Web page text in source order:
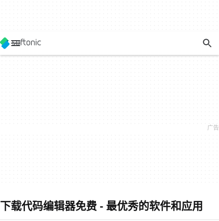
下载代码编辑器免费 - 最优秀的软件和应用